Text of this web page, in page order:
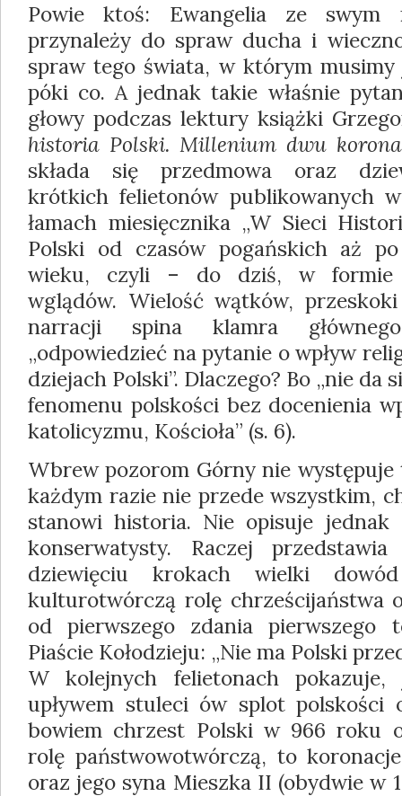
Powie ktoś: Ewangelia ze swym
przynależy do spraw ducha i
spraw tego świata, w którym
póki co. A jednak takie właśnie
głowy podczas lektury książki
historia Polski. Millenium dwu
składa się przedmowa oraz
krótkich felietonów publikowanych
łamach miesięcznika „W Sieci
Polski od czasów pogańskich aż
wieku, czyli – do dziś, w formie
wglądów. Wielość wątków,
narracji spina klamra
„odpowiedzieć na pytanie o wpływ
dziejach Polski”. Dlaczego? Bo „nie da
fenomenu polskości bez docenienia
katolicyzmu, Kościoła” (s. 6).
Wbrew pozorom Górny nie
każdym razie nie przede wszystkim,
stanowi historia. Nie opisuje jednak
konserwatysty. Raczej
dziewięciu krokach wielki
kulturotwórczą rolę chrześcijaństwa
od pierwszego zdania pierwszego
Piaście Kołodzieju: „Nie ma Polski
W kolejnych felietonach
upływem stuleci ów splot polskości
bowiem chrzest Polski w 966 roku
rolę państwowotwórczą, to
oraz jego syna Mieszka II (obydwie w